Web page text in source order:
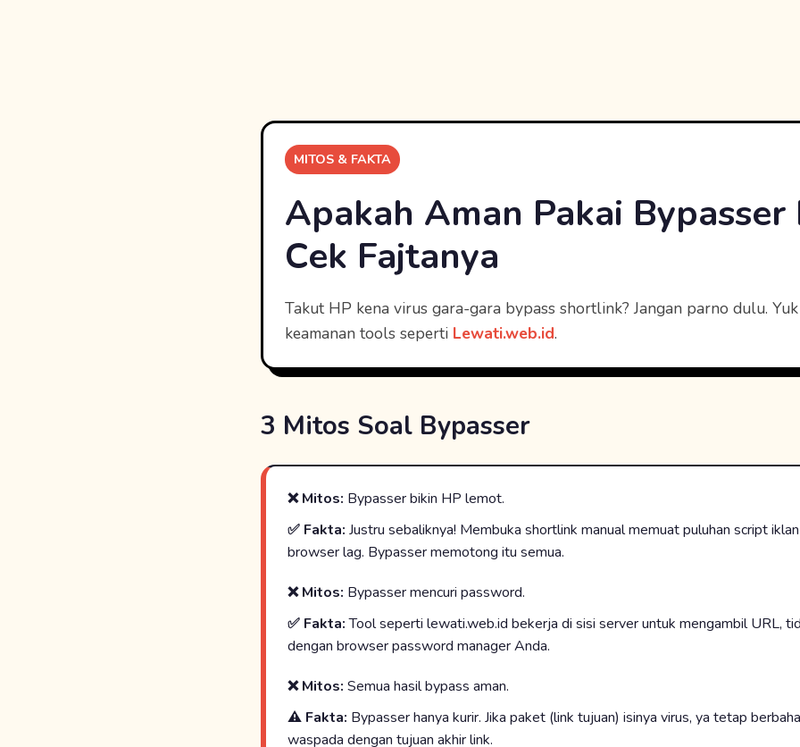
MITOS & FAKTA
Apakah Aman Pakai Bypasser
Cek Fajtanya
Takut HP kena virus gara-gara bypass shortlink? Jangan parno dulu.
keamanan tools seperti Lewati.web.id.
3 Mitos Soal Bypasser
❌ Mitos: Bypasser bikin HP lemot.
✅ Fakta: Justru sebaliknya! Membuka shortlink manual memuat puluhan script
browser lag. Bypasser memotong itu semua.
❌ Mitos: Bypasser mencuri password.
✅ Fakta:Tool seperti lewati.web.id bekerja di sisi server untuk mengambil URL,
dengan browser password manager Anda.
❌ Mitos: Semua hasil bypass aman.
⚠️ Fakta: Bypasser hanya kurir. Jika paket (link tujuan) isinya virus, ya tetap
waspada dengan tujuan akhir link.